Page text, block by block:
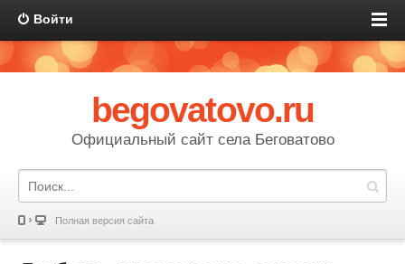
Войти
begovatovo.ru
Официальный сайт села Беговатово
Полная версия сайта